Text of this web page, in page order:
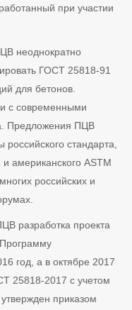
при участии
неоднократно
ГОСТ 25818-91
для бетонов.
с современными
Предложения ПЦВ
стандарта,
американского ASTM
российских и
разработка проекта
год, а в октябре 2017
25818-2017 с учетом
приказом